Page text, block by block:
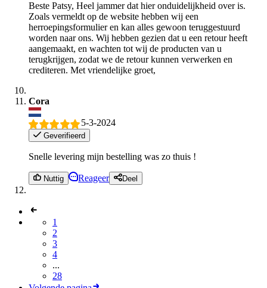
Beste Patsy, Heel jammer dat hier onduidelijkheid over is.
Zoals vermeldt op de website hebben wij een
herroepingsformulier en kan alles gewoon teruggestuurd
worden naar ons. Wij hebben gezien dat u een retour heeft
aangemaakt, en wachten tot wij de producten van u
terugkrijgen, zodat we de retour kunnen verwerken en
crediteren. Met vriendelijke groet,
Cora
5-3-2024
Geverifieerd
Snelle levering mijn bestelling was zo thuis !
Nuttig Reageer Deel
1
2
3
4
...
28